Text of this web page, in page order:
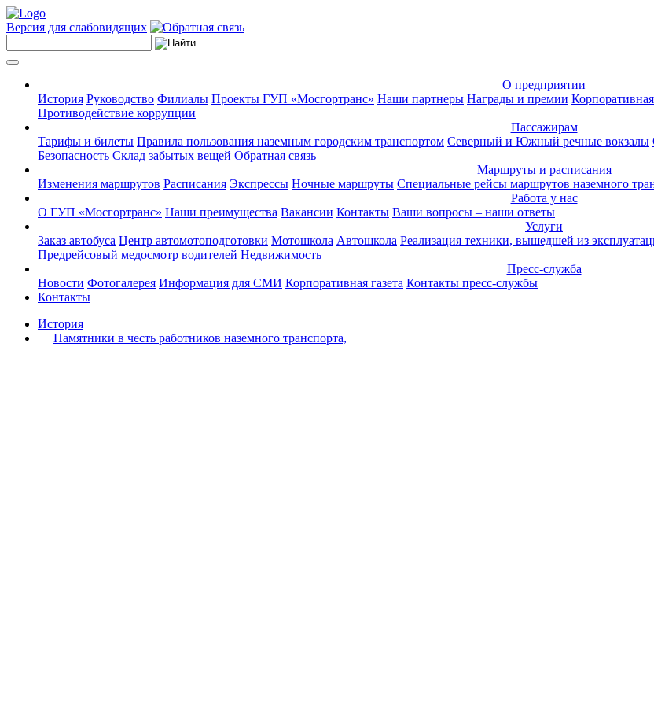
Версия для слабовидящих
О предприятии
История Руководство Филиалы Проекты ГУП «Мосгортранс» Наши партнеры Награды и премии
Противодействие коррупции
Пассажирам
Тарифы и билеты Правила пользования наземным городским транспортом Северный и Южный речные вокзалы
Безопасность Склад забытых вещей Обратная связь
Маршруты и расписания
Изменения маршрутов Расписания Экспрессы Ночные маршруты Специальные рейсы маршрутов наземного
Работа у нас
О ГУП «Мосгортранс» Наши преимущества Вакансии Контакты Ваши вопросы – наши ответы
Услуги
Заказ автобуса Центр автомотоподготовки Мотошкола Автошкола Реализация техники, вышедшей из
Предрейсовый медосмотр водителей Недвижимость
Пресс-служба
Новости Фотогалерея Информация для СМИ Корпоративная газета Контакты пресс-службы
Контакты
История
Памятники в честь работников наземного транспорта,